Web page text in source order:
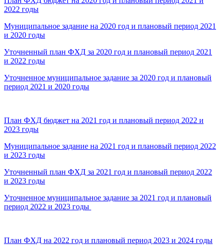
2022 годы
Муниципальное задание на 2020 год и плановый период 2021
и 2020 годы
Уточненный план ФХД за 2020 год и плановый период 2021
и 2022 годы
Уточненное муниципальное задание за 2020 год и плановый
период 2021 и 2020 годы
План ФХД бюджет на 2021 год и плановый период 2022 и
2023 годы
Муниципальное задание на 2021 год и плановый период 2022
и 2023 годы
Уточненный план ФХД за 2021 год и плановый период 2022
и 2023 годы
Уточненное муниципальное задание за 2021 год и плановый
период 2022 и 2023 годы
План ФХД на 2022 год и плановый период 2023 и 2024 годы